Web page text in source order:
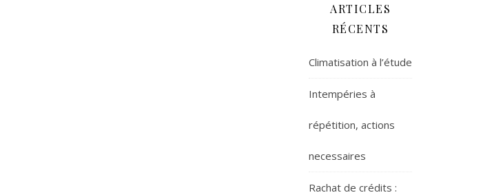
ARTICLES
RÉCENTS
Climatisation à l’étude
Intempéries à
répétition, actions
necessaires
Rachat de crédits :